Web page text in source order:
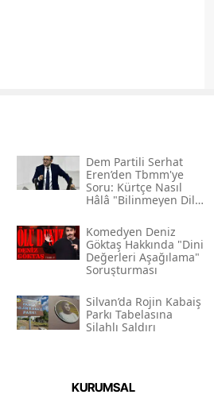
Dem Partili Serhat
Eren’den Tbmm'ye
Soru: Kürtçe Nasıl
Hâlâ "bilinmeyen Dil"
Gerekçesi Nedir?"
Komedyen Deniz
Göktaş Hakkında "dini
Değerleri Aşağılama"
Soruşturması
Silvan’da Rojin Kabaiş
Parkı Tabelasına
Silahlı Saldırı
KURUMSAL